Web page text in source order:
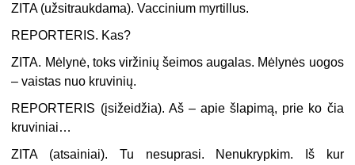
ZITA (užsitraukdama).Vaccinium myrtillus.
REPORTERIS. Kas?
ZITA. Mėlynė, toks viržinių šeimos augalas. Mėlynės uogos
– vaistas nuo kruvinių.
REPORTERIS (įsižeidžia). Aš – apie šlapimą, prie ko čia
kruviniai…
ZITA (atsainiai). Tu nesuprasi. Nenukrypkim. Iš kur